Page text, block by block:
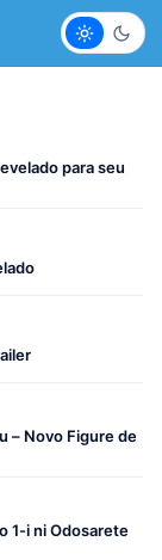
Claro
para seu
– Novo Figure de
1-i ni Odosarete